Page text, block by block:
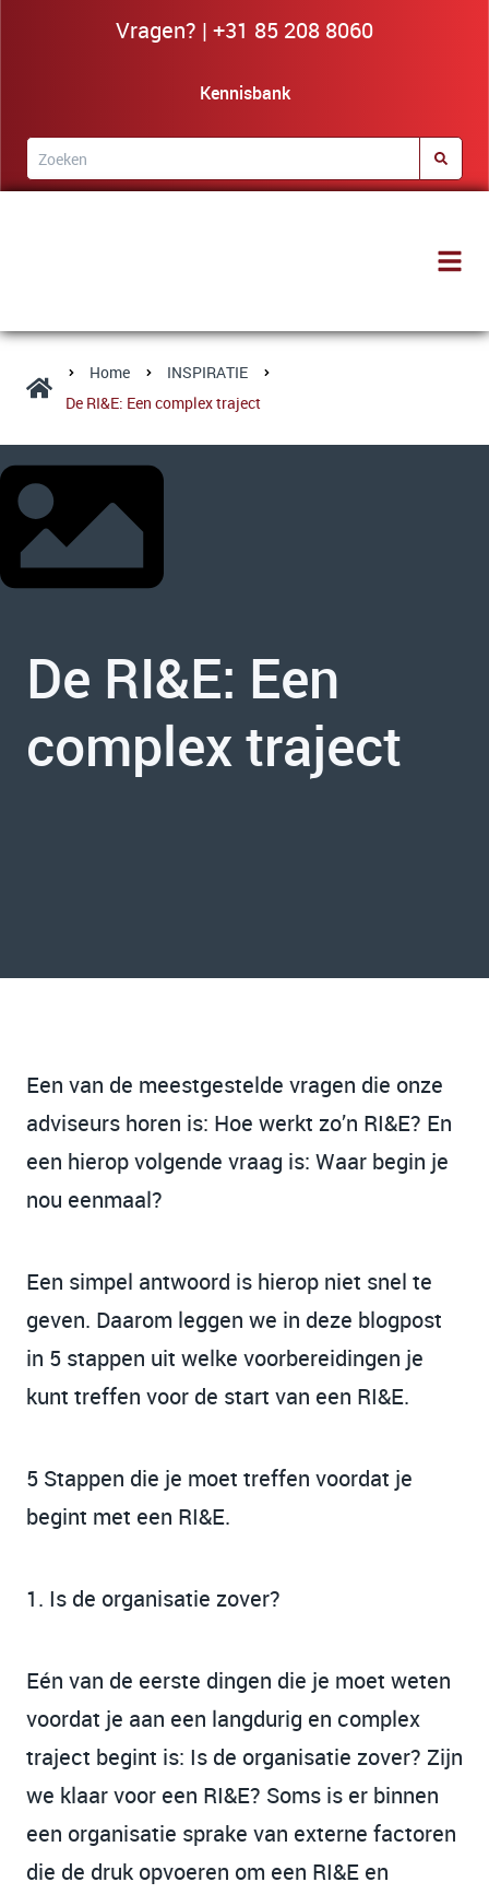
Vragen? | +31 85 208 8060
Kennisbank
Home
INSPIRATIE
De RI&E: Een complex traject
De RI&E: Een
complex traject
Een van de meestgestelde vragen die onze
adviseurs horen is: Hoe werkt zo’n RI&E? En
een hierop volgende vraag is: Waar begin je
nou eenmaal?
Een simpel antwoord is hierop niet snel te
geven. Daarom leggen we in deze blogpost
in 5 stappen uit welke voorbereidingen je
kunt treffen voor de start van een RI&E.
5 Stappen die je moet treffen voordat je
begint met een RI&E.
1. Is de organisatie zover?
Eén van de eerste dingen die je moet weten
voordat je aan een langdurig en complex
traject begint is: Is de organisatie zover? Zijn
we klaar voor een RI&E? Soms is er binnen
een organisatie sprake van externe factoren
die de druk opvoeren om een RI&E en